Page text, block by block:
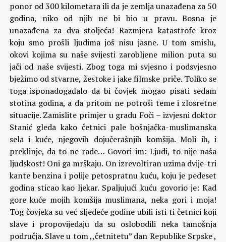
ponor od 300 kilometara ili da je zemlja unazađena za 50
godina, niko od njih ne bi bio u pravu. Bosna je
unazađena za dva stoljeća! Razmjera katastrofe kroz
koju smo prošli ljudima još nisu jasne. U tom smislu,
okovi kojima su naše svijesti zarobljene milion puta su
jači od naše svijesti. Zbog toga mi svjesno i podsvjesno
bježimo od stvarne, žestoke i jake filmske priče. Toliko se
toga isponadogađalo da bi čovjek mogao pisati sedam
stotina godina, a da pritom ne potroši teme i zlosretne
situacije. Zamislite primjer u gradu Foči – izvjesni doktor
Stanić gleda kako četnici pale bošnjačka-muslimanska
sela i kuće, njegovih dojučerašnjih komšija. Moli ih, i
preklinje, da to ne rade… Govori im: Ljudi, to nije naša
ljudskost! Oni ga mrškaju. On izrevoltiran uzima dvije-tri
kante benzina i polije petospratnu kuću, koju je pedeset
godina sticao kao ljekar. Spaljujući kuću govorio je: Kad
gore kuće mojih komšija muslimana, neka gori i moja!
Tog čovjeka su već sljedeće godine ubili isti ti četnici koji
slave i propovijedaju da su oslobodili neka tamošnja
područja. Slave u tom ,,četnitetu” dan Republike Srpske ,